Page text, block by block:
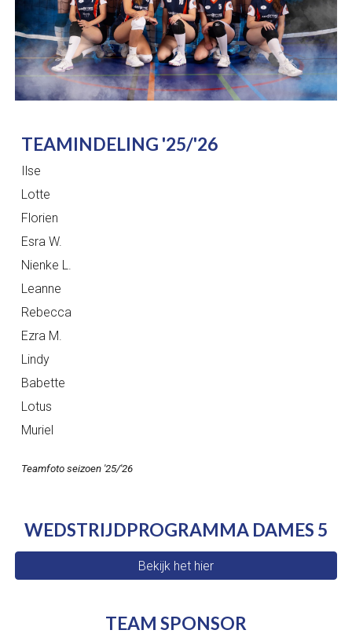
TEAMINDELING '25/'26
Ilse
Lotte
Florien
Esra W.
Nienke L.
Leanne
Rebecca
Ezra M.
Lindy
Babette
Lotus
Muriel
Teamfoto seizoen '25/'26
WEDSTRIJDPROGRAMMA DAMES 5
Bekijk het hier
TEAM SPONSOR